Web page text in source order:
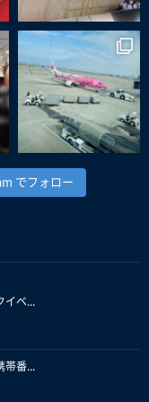
でフォロー
ベ...
番...